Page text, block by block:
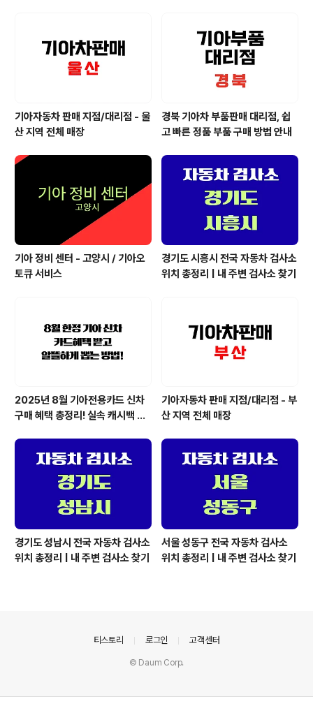
기아자동차 판매 지점/대리점 - 울
산 지역 전체 매장
경북 기아차 부품판매 대리점, 쉽
고 빠른 정품 부품 구매 방법 안내
기아 정비 센터 - 고양시 / 기아오
토큐 서비스
경기도 시흥시 전국 자동차 검사소
위치 총정리 | 내 주변 검사소 찾기
2025년 8월 기아전용카드 신차
구매 혜택 총정리! 실속 캐시백 &
기아자동차 판매 지점/대리점 - 부
산 지역 전체 매장
경기도 성남시 전국 자동차 검사소
위치 총정리 | 내 주변 검사소 찾기
서울 성동구 전국 자동차 검사소
위치 총정리 | 내 주변 검사소 찾기
티스토리 로그인 고객센터
© Daum Corp.